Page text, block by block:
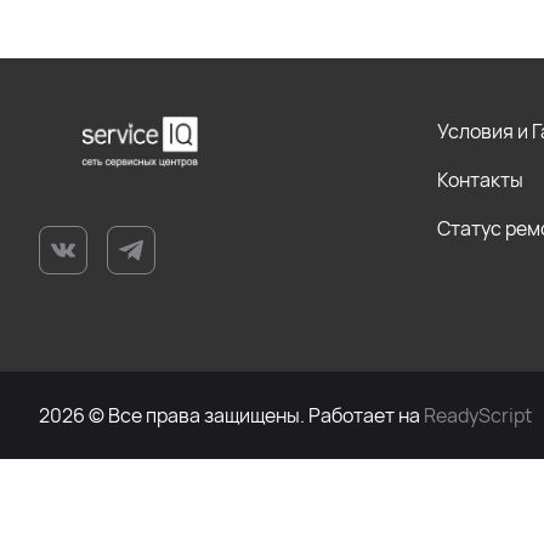
Условия и
Контакты
Статус
2026 © Все права защищены. Работает на ReadyScript